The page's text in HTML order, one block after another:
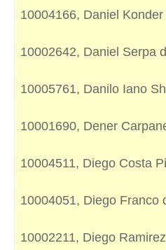
10004166, Daniel
10002642, Daniel Serpa
10005761, Danilo Iano
10001690, Dener
10004511, Diego Costa
10004051, Diego Franco
10002211, Diego